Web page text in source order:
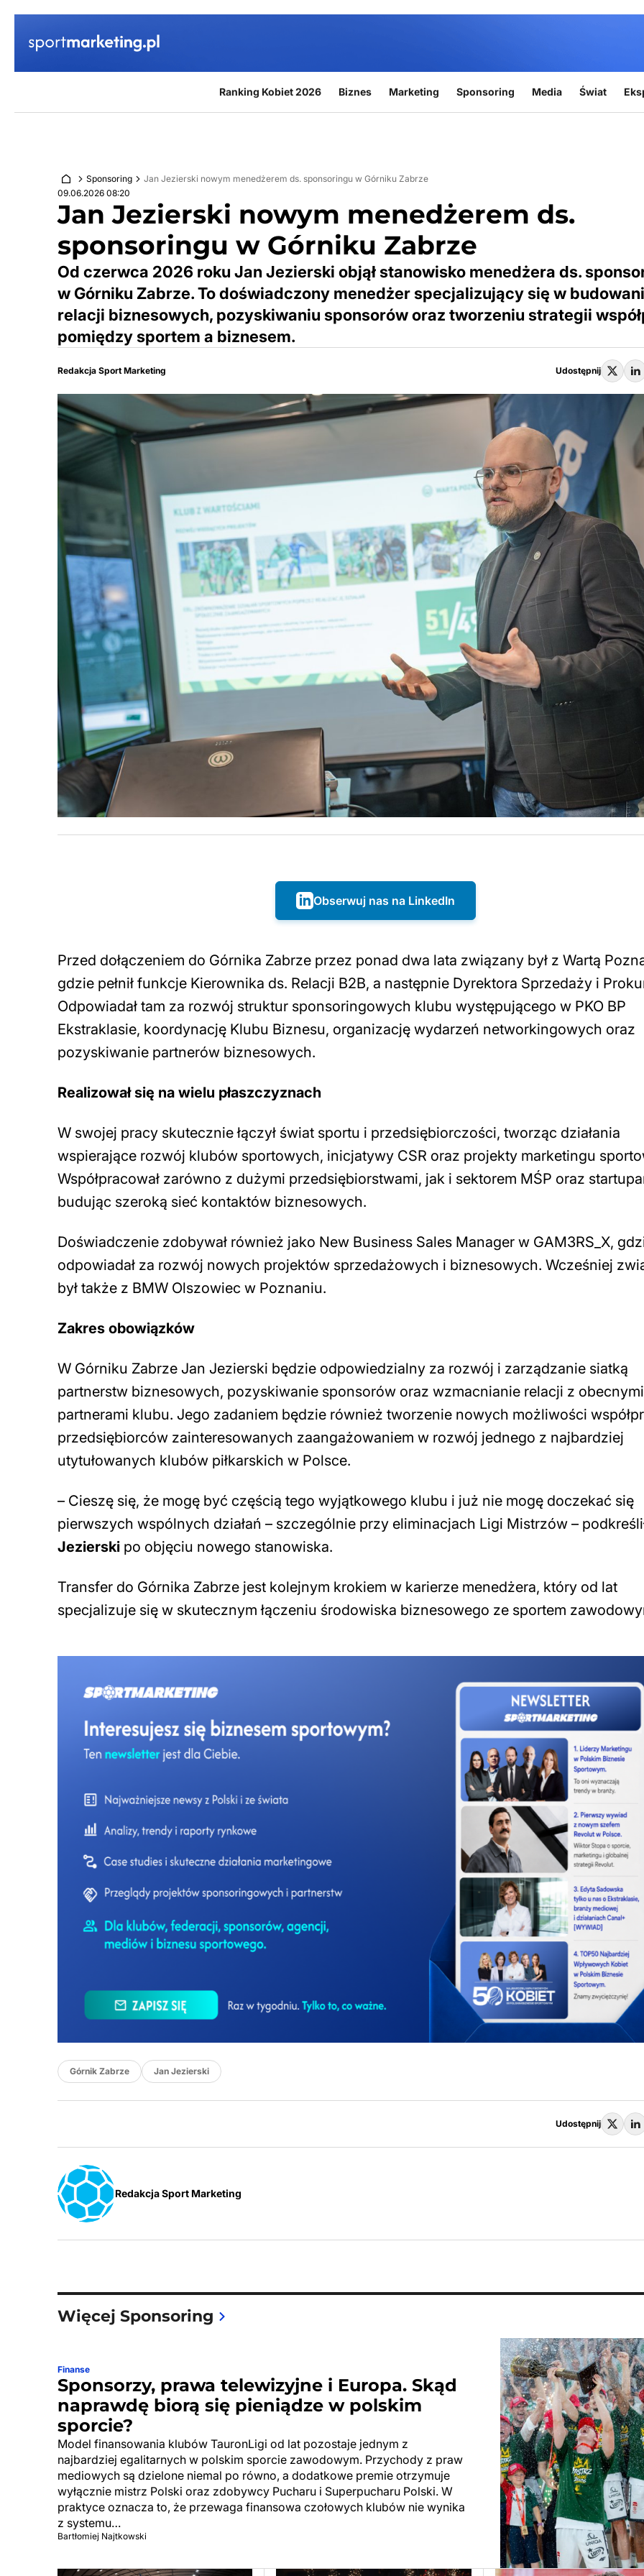
Ranking Kobiet 2026 Biznes Marketing Sponsoring Media Świat
Sponsoring
Jan Jezierski nowym menedżerem ds. sponsoringu w Górniku Zabrze
09.06.2026 08:20
Jan Jezierski nowym menedżerem ds.
sponsoringu w Górniku Zabrze
Od czerwca 2026 roku Jan Jezierski objął stanowisko menedżera ds.
w Górniku Zabrze. To doświadczony menedżer specjalizujący się w
relacji biznesowych, pozyskiwaniu sponsorów oraz tworzeniu strategii
pomiędzy sportem a biznesem.
Redakcja Sport Marketing Udostępnij
Obserwuj nas na LinkedIn
Przed dołączeniem do Górnika Zabrze przez ponad dwa lata związany był z Wartą
gdzie pełnił funkcje Kierownika ds. Relacji B2B, a następnie Dyrektora Sprzedaży i
Odpowiadał tam za rozwój struktur sponsoringowych klubu występującego w PKO BP
Ekstraklasie, koordynację Klubu Biznesu, organizację wydarzeń networkingowych oraz
pozyskiwanie partnerów biznesowych.
Realizował się na wielu płaszczyznach
W swojej pracy skutecznie łączył świat sportu i przedsiębiorczości, tworząc działania
wspierające rozwój klubów sportowych, inicjatywy CSR oraz projekty marketingu
Współpracował zarówno z dużymi przedsiębiorstwami, jak i sektorem MŚP oraz
budując szeroką sieć kontaktów biznesowych.
Doświadczenie zdobywał również jako New Business Sales Manager w GAM3RS_X,
odpowiadał za rozwój nowych projektów sprzedażowych i biznesowych. Wcześniej
był także z BMW Olszowiec w Poznaniu.
Zakres obowiązków
W Górniku Zabrze Jan Jezierski będzie odpowiedzialny za rozwój i zarządzanie siatką
partnerstw biznesowych, pozyskiwanie sponsorów oraz wzmacnianie relacji z obecnymi
partnerami klubu. Jego zadaniem będzie również tworzenie nowych możliwości
przedsiębiorców zainteresowanych zaangażowaniem w rozwój jednego z najbardziej
utytułowanych klubów piłkarskich w Polsce.
– Cieszę się, że mogę być częścią tego wyjątkowego klubu i już nie mogę doczekać się
pierwszych wspólnych działań – szczególnie przy eliminacjach Ligi Mistrzów –
Jezierski po objęciu nowego stanowiska.
Transfer do Górnika Zabrze jest kolejnym krokiem w karierze menedżera, który od lat
specjalizuje się w skutecznym łączeniu środowiska biznesowego ze sportem
Górnik Zabrze Jan Jezierski
Udostępnij
Redakcja Sport Marketing
Więcej Sponsoring
Finanse
Sponsorzy, prawa telewizyjne i Europa. Skąd
naprawdę biorą się pieniądze w polskim
sporcie?
Model finansowania klubów TauronLigi od lat pozostaje jednym z
najbardziej egalitarnych w polskim sporcie zawodowym. Przychody z praw
mediowych są dzielone niemal po równo, a dodatkowe premie otrzymuje
wyłącznie mistrz Polski oraz zdobywcy Pucharu i Superpucharu Polski. W
praktyce oznacza to, że przewaga finansowa czołowych klubów nie wynika
z systemu…
Bartłomiej Najtkowski